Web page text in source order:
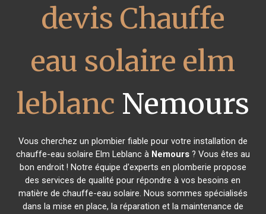
devis Chauffe
eau solaire elm
leblanc Nemours
Vous cherchez un plombier fiable pour votre installation de
chauffe-eau solaire Elm Leblanc à Nemours? Vous êtes au
bon endroit ! Notre équipe d'experts en plomberie propose
des services de qualité pour répondre à vos besoins en
matière de chauffe-eau solaire. Nous sommes spécialisés
dans la mise en place, la réparation et la maintenance de